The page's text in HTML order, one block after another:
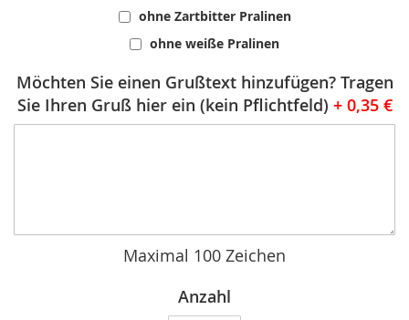
ohne Zartbitter Pralinen
ohne weiße Pralinen
Möchten Sie einen Grußtext hinzufügen? Tragen
Sie Ihren Gruß hier ein (kein Pflichtfeld) + 0,35 €
Maximal 100 Zeichen
Anzahl